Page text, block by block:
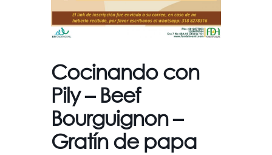
Cocinando con
Pily – Beef
Bourguignon –
Gratín de papa